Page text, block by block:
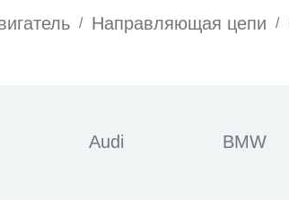
/ Направляющая цепи /
Audi BMW